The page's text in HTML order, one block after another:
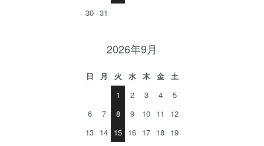
30 31
2026年9月
日 月 火 水 木 金
土
1
2 3 4
5
6
7 8 9 10 11
12
13 14 15 16 17 18 19